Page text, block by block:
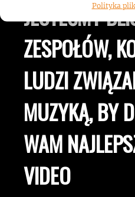
Polityka
JESTEŚMY
ZESPOŁÓW,
LUDZI
MUZYKĄ, BY
WAM
VIDEO